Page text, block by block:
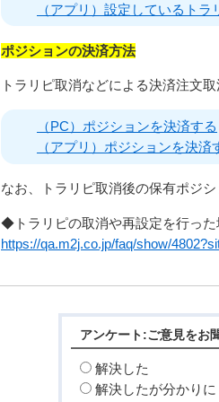
（アプリ）設定しているト
ポジションの決済方法
トラリピ取消などによる決済注文
（PC）ポジションを決済する
（アプリ）ポジションを決済
なお、トラリピ取消後の保有ポジ
◆トラリピの取消や再設定を行った
https://qa.m2j.co.jp/faq/show/
アンケート:ご意見をお
解決した
解決したが分かりに